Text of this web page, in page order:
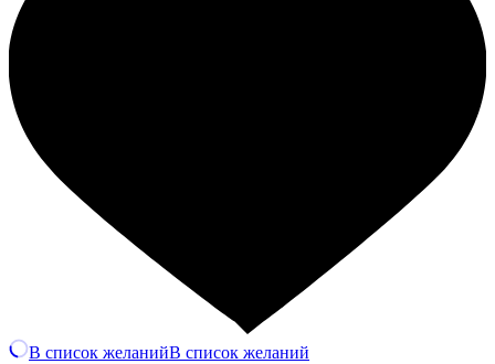
В список желанийВ список желаний